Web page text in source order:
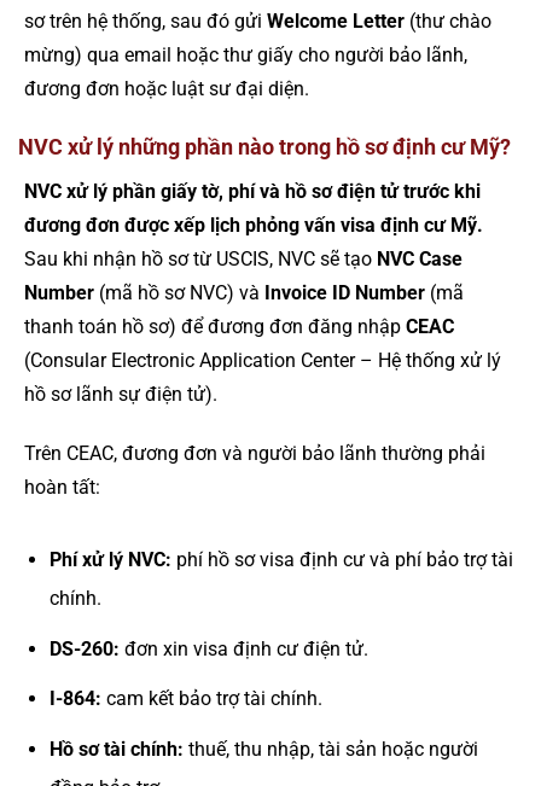
sơ trên hệ thống, sau đó gửi Welcome Letter (thư chào
mừng) qua email hoặc thư giấy cho người bảo lãnh,
đương đơn hoặc luật sư đại diện.
NVC xử lý những phần nào trong hồ sơ định cư Mỹ?
NVC xử lý phần giấy tờ, phí và hồ sơ điện tử trước khi
đương đơn được xếp lịch phỏng vấn visa định cư Mỹ.
Sau khi nhận hồ sơ từ USCIS, NVC sẽ tạo NVC Case
Number (mã hồ sơ NVC) và Invoice ID Number (mã
thanh toán hồ sơ) để đương đơn đăng nhập CEAC
(Consular Electronic Application Center – Hệ thống xử lý
hồ sơ lãnh sự điện tử).
Trên CEAC, đương đơn và người bảo lãnh thường phải
hoàn tất:
Phí xử lý NVC: phí hồ sơ visa định cư và phí bảo trợ tài
chính.
DS-260: đơn xin visa định cư điện tử.
I-864: cam kết bảo trợ tài chính.
Hồ sơ tài chính: thuế, thu nhập, tài sản hoặc người